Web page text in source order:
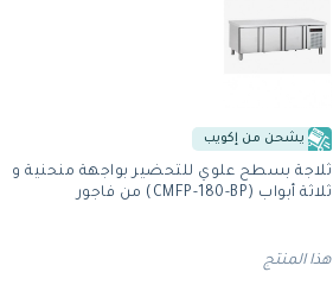
يشحن من إكويب
ثلاجة بسطح علوي للتحضير بواجهة منحنية و
ثلاثة أبواب (CMFP-180-BP) من فاجور
هذا المنتج